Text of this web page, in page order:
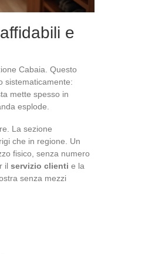
e
Cabaia. Questo
sistematicamente:
mette spesso in
esplode.
La sezione
che in regione. Un
fisico, senza numero
il servizio clienti e la
senza mezzi